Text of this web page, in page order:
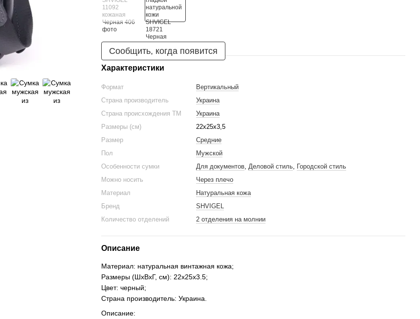
Сообщить, когда появится
Характеристики
Формат
Вертикальный
Страна производитель
Украина
Страна происхождения ТМ
Украина
Размеры (см)
22х25х3,5
Размер
Средние
Пол
Мужской
Особенности сумки
Для документов, Деловой стиль, Городской стиль
Можно носить
Через плечо
Материал
Натуральная кожа
Бренд
SHVIGEL
Количество отделений
2 отделения на молнии
Описание
Материал: натуральная винтажная кожа;
Размеры (ШхВхГ, см): 22х25х3.5;
Цвет: черный;
Страна производитель: Украина.
Описание: